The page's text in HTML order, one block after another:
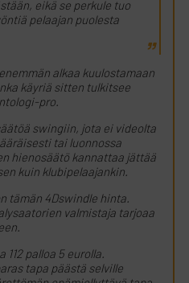
eikä se perkule tuo
pelaajan puolesta
alkaa kuulostamaan
käyriä sitten tulkitsee
pro.
swingiin, jota ei videolta
tai luonnossa
hienosäätö kannattaa jättää
kuin klubipelaajankin.
tämän 4Dswindle hinta.
valmistaja tarjoaa
112 palloa 5 eurolla.
tapa päästä selville